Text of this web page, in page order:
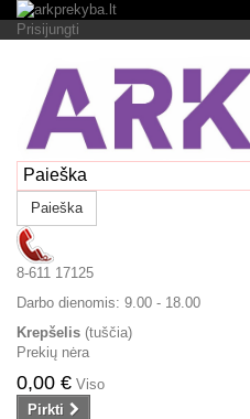
Prisijungti
Paieška
8-611 17125
Darbo dienomis: 9.00 - 18.00
Krepšelis (tuščia)
Prekių nėra
0,00 € Viso
Pirkti